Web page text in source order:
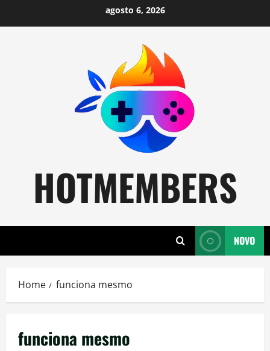
to
agosto 6, 2026
HOTMEMBERS
NOVO
Home funciona mesmo
funciona mesmo